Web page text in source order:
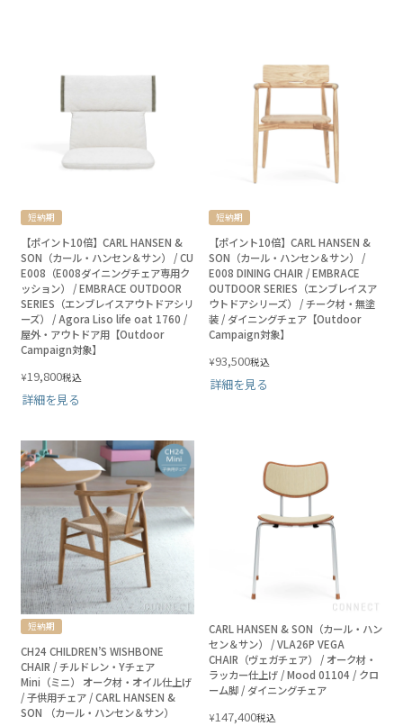
短納期
【ポイント10倍】CARL HANSEN &
SON（カール・ハンセン＆サン） / CU
E008（E008ダイニングチェア専用ク
ッション） / EMBRACE OUTDOOR
SERIES（エンブレイスアウトドアシリ
ーズ） / Agora Liso life oat 1760 /
屋外・アウトドア用【Outdoor
Campaign対象】
¥19,800税込
詳細を見る
短納期
【ポイント10倍】CARL HANSEN &
SON（カール・ハンセン＆サン） /
E008 DINING CHAIR / EMBRACE
OUTDOOR SERIES（エンブレイスア
ウトドアシリーズ） / チーク材・無塗
装 / ダイニングチェア【Outdoor
Campaign対象】
¥93,500税込
詳細を見る
短納期
CH24 CHILDREN’S WISHBONE
CHAIR / チルドレン・Yチェア
Mini（ミニ） オーク材・オイル仕上げ
/ 子供用チェア / CARL HANSEN &
SON （カール・ハンセン＆サン）
CARL HANSEN & SON（カール・ハン
セン＆サン） / VLA26P VEGA
CHAIR（ヴェガチェア） / オーク材・
ラッカー仕上げ / Mood 01104 / クロ
ーム脚 / ダイニングチェア
¥147,400税込